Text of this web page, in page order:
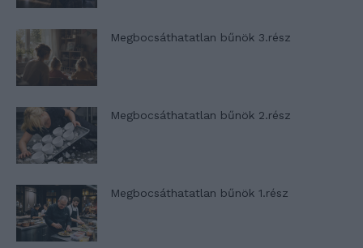
Megbocsáthatatlan bűnök 3.rész
Megbocsáthatatlan bűnök 2.rész
Megbocsáthatatlan bűnök 1.rész